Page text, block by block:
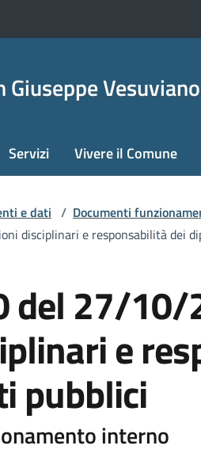
Giuseppe Vesuviano
Servizi Vivere il Comune
e dati / Documenti
disciplinari e responsabilità dei
del 27/
e
pubblici
interno